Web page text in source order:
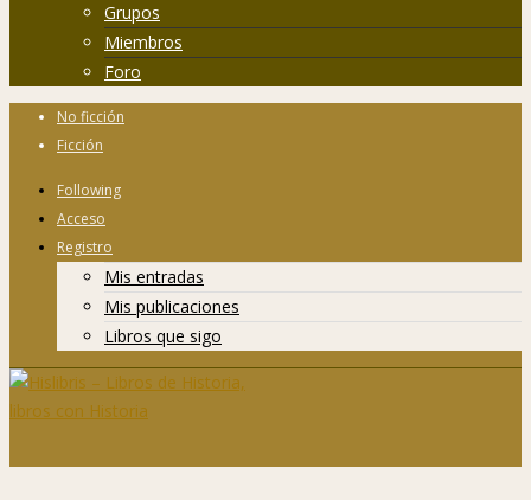
Grupos
Miembros
Foro
No ficción
Ficción
Following
Acceso
Registro
Mis entradas
Mis publicaciones
Libros que sigo